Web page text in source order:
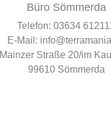
Büro Sömmerda
Telefon: 03634
E-Mail:
Mainzer Straße 20/im
99610 Sömmerda